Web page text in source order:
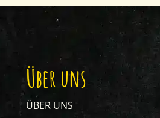
Über uns
ÜBER UNS